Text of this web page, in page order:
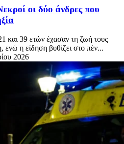
οι δύο άνδρες που
και 39 ετών έχασαν τη ζωή τους
η είδηση βυθίζει στο πέν...
2026